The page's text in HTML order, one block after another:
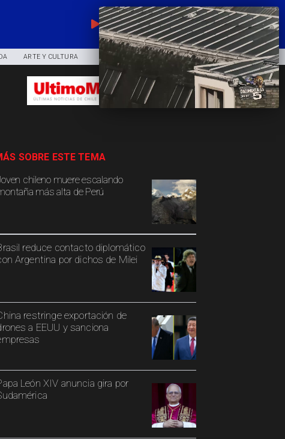
EN VIVO
ARTE Y CULTURA COMUNIDAD DEPORTES
chileno muere escalando
más alta de Perú
reduce contacto diplomático
Argentina por dichos de Milei
restringe exportación de
a EEUU y sanciona
León XIV anuncia gira por
SOBRE ESTE TEMA